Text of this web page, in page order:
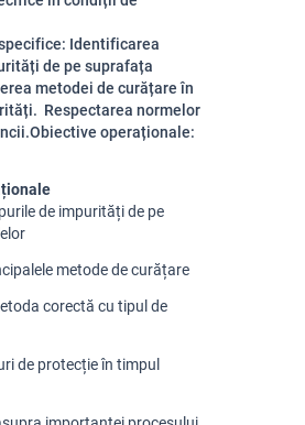
Identificarea
de pe suprafața
metodei de curățare în
Respectarea normelor
operaționale:
de impurități de pe
metode de curățare
corectă cu tipul de
de protecție în timpul